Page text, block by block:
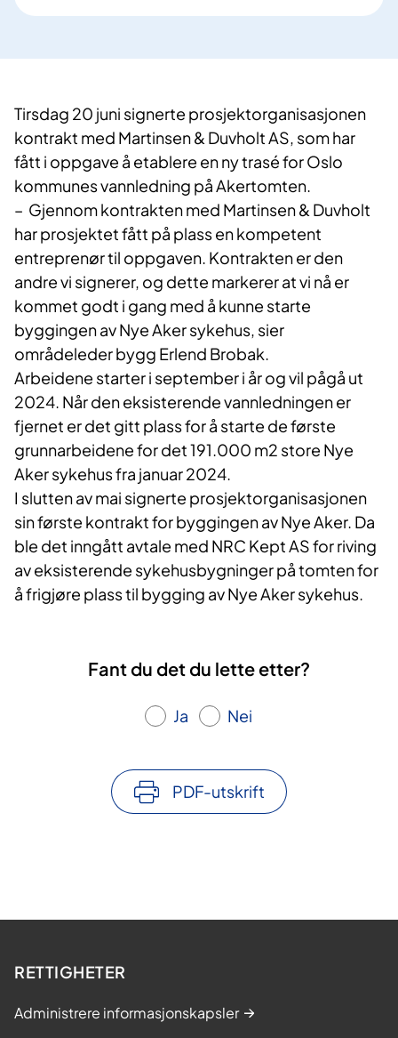
Tirsdag 20 juni signerte prosjektorganisasjonen
kontrakt med Martinsen & Duvholt AS, som har
fått i oppgave å etablere en ny trasé for Oslo
kommunes vannledning på Akertomten.
– Gjennom kontrakten med Martinsen & Duvholt
har prosjektet fått på plass en kompetent
entreprenør til oppgaven. Kontrakten er den
andre vi signerer, og dette markerer at vi nå er
kommet godt i gang med å kunne starte
byggingen av Nye Aker sykehus, sier
områdeleder bygg Erlend Brobak.
Arbeidene starter i september i år og vil pågå ut
2024. Når den eksisterende vannledningen er
fjernet er det gitt plass for å starte de første
grunnarbeidene for det 191.000 m2 store Nye
Aker sykehus fra januar 2024.
I slutten av mai signerte prosjektorganisasjonen
sin første kontrakt for byggingen av Nye Aker. Da
ble det inngått avtale med NRC Kept AS for riving
av eksisterende sykehusbygninger på tomten for
å frigjøre plass til bygging av Nye Aker sykehus.
Fant du det du lette etter?
Ja Nei
PDF-utskrift
RETTIGHETER
Administrere informasjonskapsler